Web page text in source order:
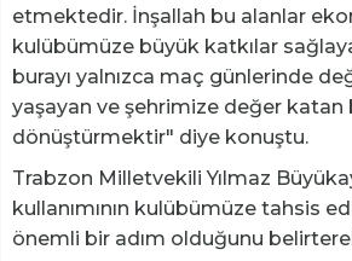
etmektedir. İnşallah bu alanlar
kulübümüze büyük katkılar
burayı yalnızca maç günlerinde
yaşayan ve şehrimize değer katan
dönüştürmektir" diye konuştu.
Trabzon Milletvekili Yılmaz
kullanımının kulübümüze tahsis
önemli bir adım olduğunu